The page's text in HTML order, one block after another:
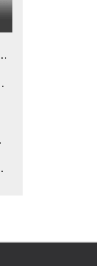
縱橫古今 畫扇名聲響「揚名國際」
環台100所校園演
全面啟動
發行